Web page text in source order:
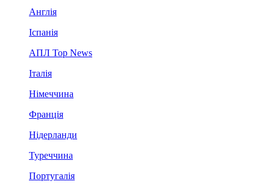
Англія
Іспанія
АПЛ Top News
Італія
Німеччина
Франція
Нідерланди
Туреччина
Португалія